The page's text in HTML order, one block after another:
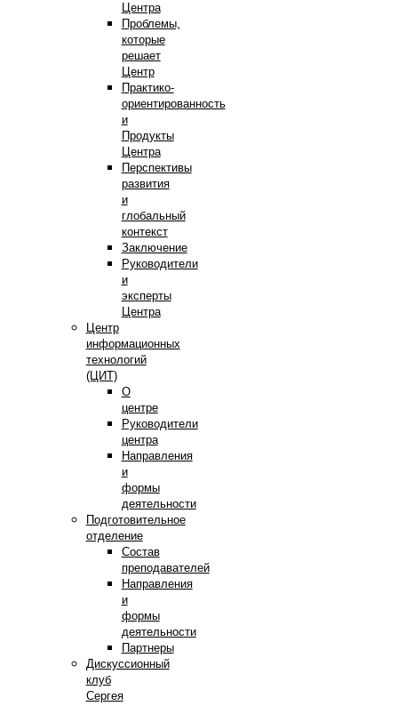
Центра
Проблемы,
которые
решает
Центр
Практико-
ориентированность
и
Продукты
Центра
Перспективы
развития
и
глобальный
контекст
Заключение
Руководители
и
эксперты
Центра
Центр
информационных
технологий
(ЦИТ)
О
центре
Руководители
центра
Направления
и
формы
деятельности
Подготовительное
отделение
Состав
преподавателей
Направления
и
формы
деятельности
Партнеры
Дискуссионный
клуб
Сергея